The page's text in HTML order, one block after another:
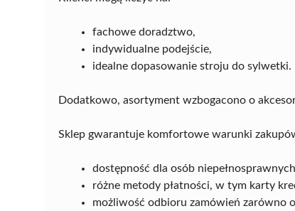
fachowe doradztwo,
indywidualne podejście,
idealne dopasowanie stroju do sylwetki.
Dodatkowo, asortyment wzbogacono o
Sklep gwarantuje komfortowe warunki
dostępność dla osób
różne metody płatności, w tym karty
możliwość odbioru zamówień zarówno